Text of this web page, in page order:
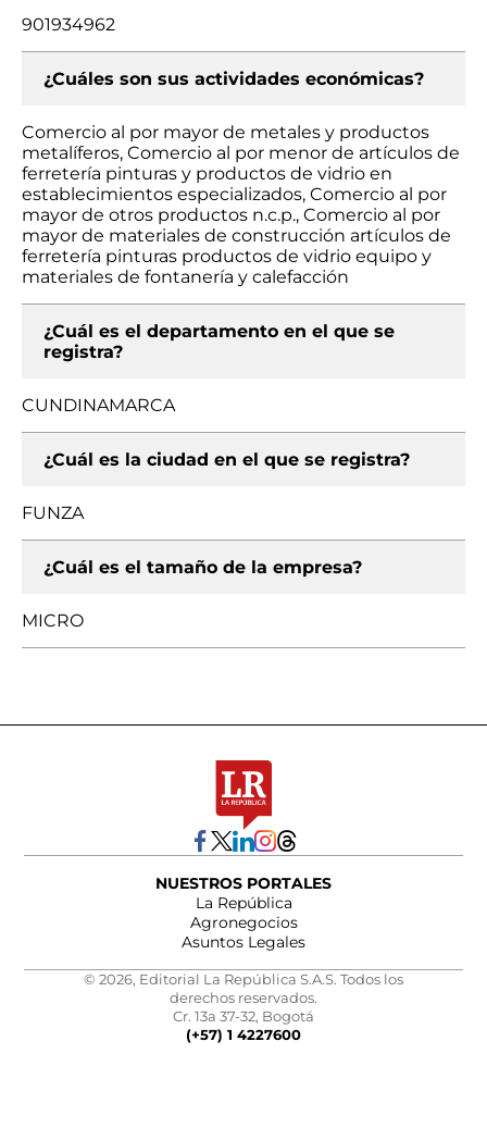
901934962
¿Cuáles son sus actividades económicas?
Comercio al por mayor de metales y productos
metalíferos, Comercio al por menor de artículos de
ferretería pinturas y productos de vidrio en
establecimientos especializados, Comercio al por
mayor de otros productos n.c.p., Comercio al por
mayor de materiales de construcción artículos de
ferretería pinturas productos de vidrio equipo y
materiales de fontanería y calefacción
¿Cuál es el departamento en el que se
registra?
CUNDINAMARCA
¿Cuál es la ciudad en el que se registra?
FUNZA
¿Cuál es el tamaño de la empresa?
MICRO
NUESTROS PORTALES
La República
Agronegocios
Asuntos Legales
© 2026, Editorial La República S.A.S. Todos los
derechos reservados.
Cr. 13a 37-32, Bogotá
(+57) 1 4227600